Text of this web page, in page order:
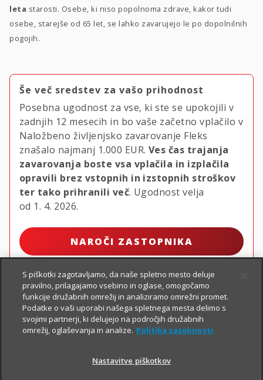
leta starosti. Osebe, ki niso popolnoma zdrave, kakor tudi
osebe, starejše od 65 let, se lahko zavarujejo le po dopolnilnih
pogojih.
Še več sredstev za vašo prihodnost
Posebna ugodnost za vse, ki ste se upokojili v
zadnjih 12 mesecih in bo vaše začetno vplačilo v
Naložbeno življenjsko zavarovanje Fleks
znašalo najmanj 1.000 EUR. Ves čas trajanja
zavarovanja boste vsa vplačila in izplačila
opravili brez vstopnih in izstopnih stroškov
ter tako prihranili več. Ugodnost velja
od 1. 4. 2026.
NAROČI ZASTOPNIKA
01 2864 000
S piškotki zagotavljamo, da naše spletno mesto deluje
pravilno, prilagajamo vsebino in oglase, omogočamo
funkcije družabnih omrežij in analiziramo omrežni promet.
Podatke o vaši uporabi našega spletnega mesta delimo s
svojimi partnerji, ki delujejo na področjih družabnih
omrežij, oglaševanja in analize. Politika zasebnosti
Nastavitve piškotkov